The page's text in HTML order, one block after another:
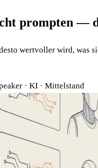
prompten —
wertvoller wird, was
· KI · Mittelstand